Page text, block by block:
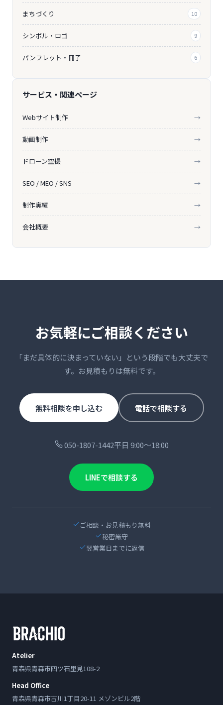
まちづくり 10
シンボル・ロゴ 9
パンフレット・冊子 6
サービス・関連ページ
Webサイト制作 →
動画制作 →
ドローン空撮 →
SEO / MEO / SNS →
制作実績 →
会社概要 →
お気軽にご相談ください
「まだ具体的に決まっていない」という段階でも大丈夫で
す。お見積もりは無料です。
無料相談を申し込む 電話で相談する
050-1807-1442平日 9:00〜18:00
LINEで相談する
ご相談・お見積もり無料
秘密厳守
翌営業日までに返信
Atelier
青森県青森市四ツ石里見108-2
Head Office
青森県青森市古川1丁目20-11 メゾンビル2階